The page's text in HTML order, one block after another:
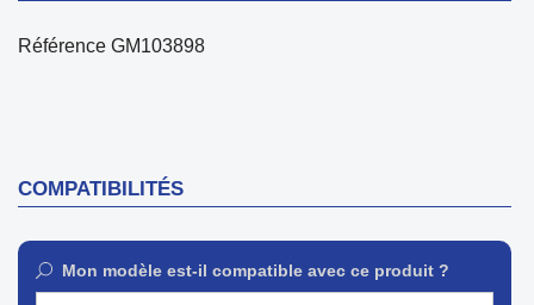
Référence GM103898
COMPATIBILITÉS
Mon modèle est-il compatible avec ce produit ?